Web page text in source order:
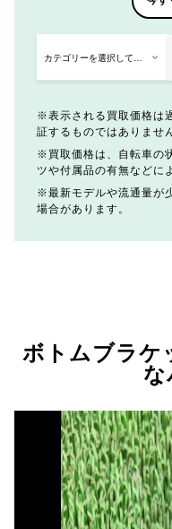
表示される買取価格は
証するものではありませ
買取価格は、自転車の
ツや付属品の有無などに
最新モデルや流通量が
場合があります。
ボトムブラケ
な